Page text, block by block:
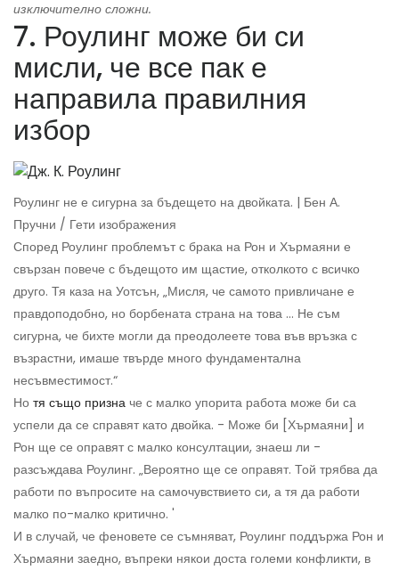
изключително сложни.
7. Роулинг може би си
мисли, че все пак е
направила правилния
избор
Роулинг не е сигурна за бъдещето на двойката. | Бен А.
Пручни / Гети изображения
Според Роулинг проблемът с брака на Рон и Хърмаяни е
свързан повече с бъдещото им щастие, отколкото с всичко
друго. Тя каза на Уотсън, „Мисля, че самото привличане е
правдоподобно, но борбената страна на това ... Не съм
сигурна, че бихте могли да преодолеете това във връзка с
възрастни, имаше твърде много фундаментална
несъвместимост.“
Но тя също призна че с малко упорита работа може би са
успели да се справят като двойка. - Може би [Хърмаяни] и
Рон ще се оправят с малко консултации, знаеш ли -
разсъждава Роулинг. „Вероятно ще се оправят. Той трябва да
работи по въпросите на самочувствието си, а тя да работи
малко по-малко критично. '
И в случай, че феновете се съмняват, Роулинг поддържа Рон и
Хърмаяни заедно, въпреки някои доста големи конфликти, в